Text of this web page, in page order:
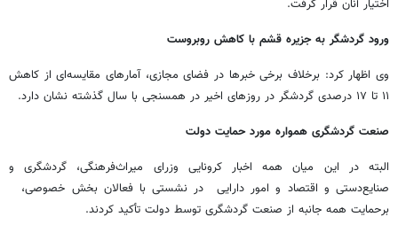
اختیار آنان قرار گرفت.
ورود گردشگر به جزیره قشم با کاهش روبروست
وی اظهار کرد: برخلاف برخی خبرها در فضای مجازی، آمارهای مقایسه‌ای از کاهش
۱۱ تا ۱۷ درصدی گردشگر در روزهای اخیر در همسنجی با سال گذشته نشان دارد.
صنعت گردشگری همواره مورد حمایت دولت
البته در این میان همه اخبار کرونایی وزرای میراث‌فرهنگی، گردشگری و
صنایع‌دستی و اقتصاد و امور دارایی در نشستی با فعالان بخش خصوصی،
برحمایت همه جانبه از صنعت گردشگری توسط دولت تأکید کردند.